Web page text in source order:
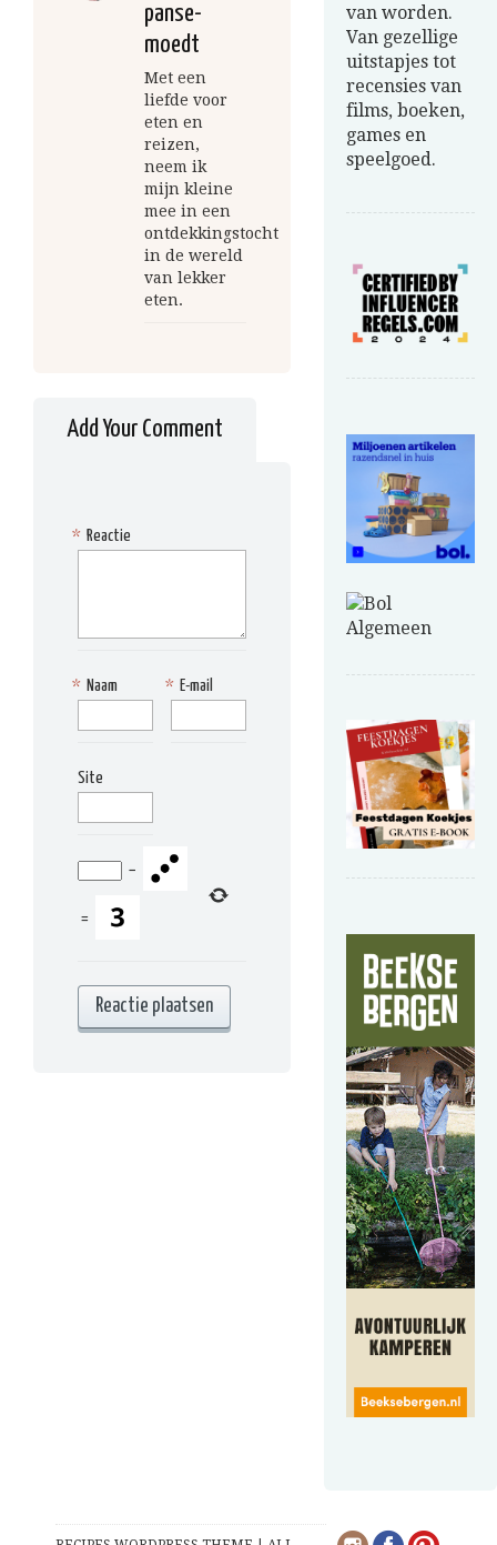
panse-
moedt
Met een
liefde voor
eten en
reizen,
neem ik
mijn kleine
mee in een
ontdekkingstocht
in de wereld
van lekker
eten.
Add Your Comment
Reactie
*
Naam
* E-mail
*
Site
−
=
van worden.
Van gezellige
uitstapjes tot
recensies van
films, boeken,
games en
speelgoed.